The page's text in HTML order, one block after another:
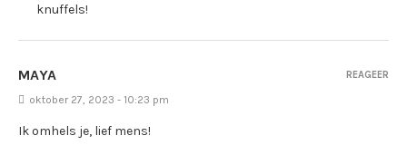
knuffels!
MAYA
oktober 27, 2023 - 10:23 pm
Ik omhels je, lief mens!
REAGEER